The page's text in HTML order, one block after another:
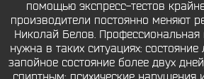
помощью экспресс-тестов
производители постоянно меняют
Николай Белов.
нужна в таких ситуациях:
запойное состояние более двух